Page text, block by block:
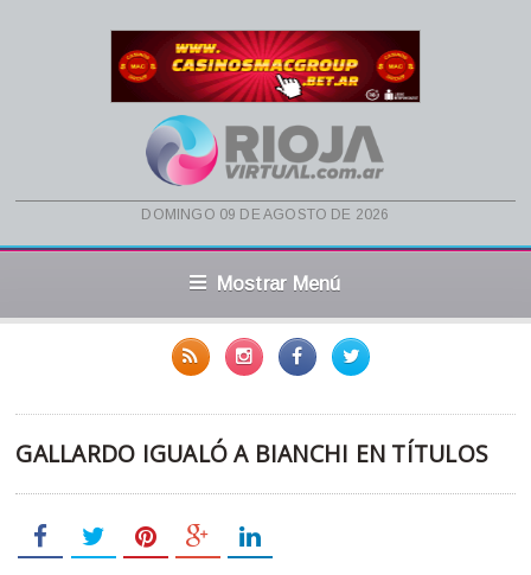
domingo 09 de agosto de 2026
Mostrar Menú
GALLARDO IGUALÓ A BIANCHI EN TÍTULOS